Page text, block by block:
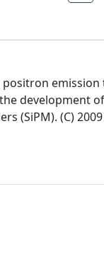
development
(C) 2009